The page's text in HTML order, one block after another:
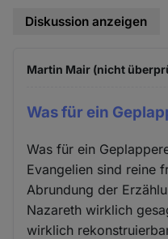
Diskussion anzeigen
Martin Mair (nicht
Was für ein
Was für ein
Evangelien sind reine
Abrundung der
Nazareth wirklich
wirklich